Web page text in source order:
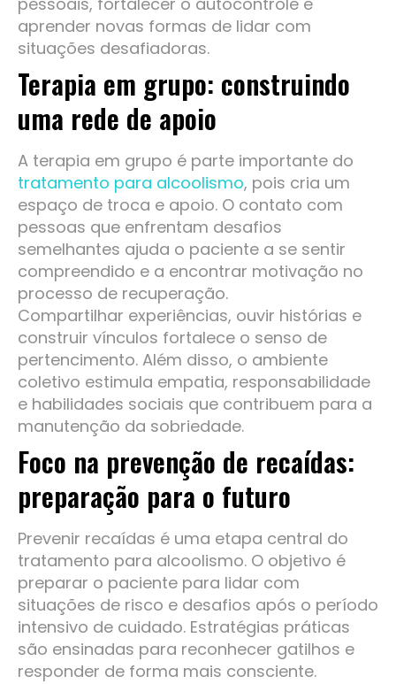
aprender novas formas de lidar com
situações desafiadoras.
Terapia em grupo: construindo
uma rede de apoio
A terapia em grupo é parte importante do
tratamento para alcoolismo, pois cria um
espaço de troca e apoio. O contato com
pessoas que enfrentam desafios
semelhantes ajuda o paciente a se sentir
compreendido e a encontrar motivação no
processo de recuperação.
Compartilhar experiências, ouvir histórias e
construir vínculos fortalece o senso de
pertencimento. Além disso, o ambiente
coletivo estimula empatia, responsabilidade
e habilidades sociais que contribuem para a
manutenção da sobriedade.
Foco na prevenção de recaídas:
preparação para o futuro
Prevenir recaídas é uma etapa central do
tratamento para alcoolismo. O objetivo é
preparar o paciente para lidar com
situações de risco e desafios após o período
intensivo de cuidado. Estratégias práticas
são ensinadas para reconhecer gatilhos e
responder de forma mais consciente.